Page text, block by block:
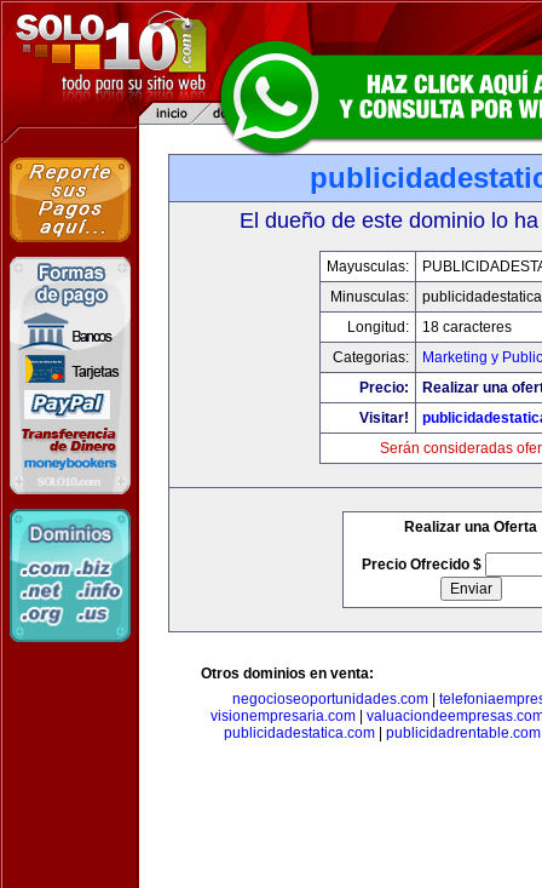
El dueño de este dominio lo
Mayusculas:
Minusculas:
Longitud:
18 caracteres
Categorias:
Marketing y
Precio:
Realizar una
Visitar!
Serán consideradas
Realizar una Oferta
Precio Ofrecido $
Otros dominios en venta:
negocioseoportunidades.com
visionempresaria.com
publicidadestatica.com
publicidadrentable.com